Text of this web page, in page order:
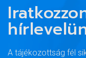
A tájékozottság fél